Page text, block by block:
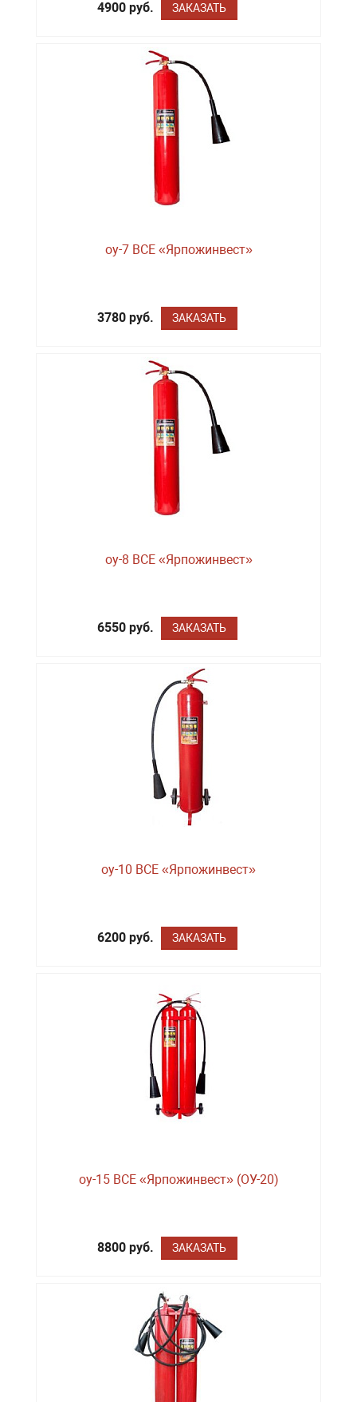
4900 руб. ЗАКАЗАТЬ
оу-7 BCE «Ярпожинвест»
3780 руб. ЗАКАЗАТЬ
оу-8 BCE «Ярпожинвест»
6550 руб. ЗАКАЗАТЬ
оу-10 BCE «Ярпожинвест»
6200 руб. ЗАКАЗАТЬ
оу-15 BCE «Ярпожинвест» (ОУ-20)
8800 руб. ЗАКАЗАТЬ